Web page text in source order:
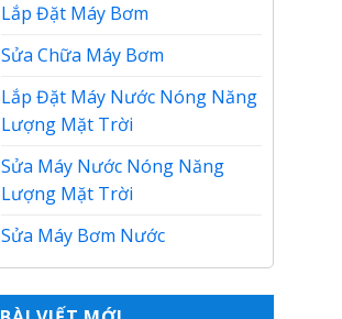
Lắp Đặt Máy Bơm
Sửa Chữa Máy Bơm
Lắp Đặt Máy Nước Nóng Năng
Lượng Mặt Trời
Sửa Máy Nước Nóng Năng
Lượng Mặt Trời
Sửa Máy Bơm Nước